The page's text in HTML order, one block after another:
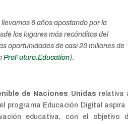
6 años apostando por la
los lugares más recónditos del
oportunidades de casi 20 millones de
ProFuturo.Education).
de Naciones Unidas relativa
programa Educación Digital aspira
educativa, con el objetivo